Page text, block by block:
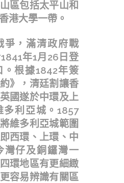
區包括太平山和
港大學一帶。
爭，滿清政府戰
年1月26日登
。根據1842年簽
》，清廷割讓香
國遂於中環及上
多利亞城。1857
維多利亞城範圍
西環、上環、中
灣仔及銅鑼灣一
環地區有更細緻
容易辨識有關區